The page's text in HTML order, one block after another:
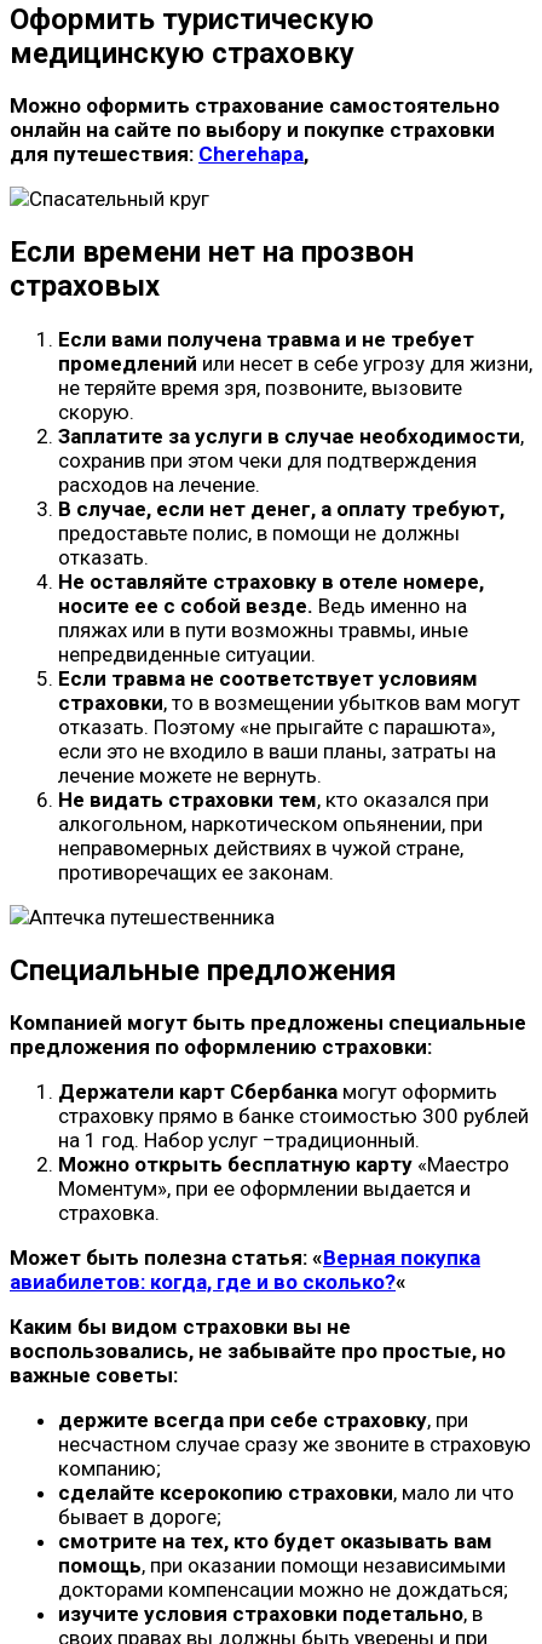
Оформить туристическую
медицинскую страховку
Можно оформить страхование самостоятельно
онлайн на сайте по выбору и покупке страховки
для путешествия: Cherehapa,
Если времени нет на прозвон
страховых
Если вами получена травма и не требует
промедлений или несет в себе угрозу для жизни,
не теряйте время зря, позвоните, вызовите
скорую.
Заплатите за услуги в случае необходимости,
сохранив при этом чеки для подтверждения
расходов на лечение.
В случае, если нет денег, а оплату требуют,
предоставьте полис, в помощи не должны
отказать.
Не оставляйте страховку в отеле номере,
носите ее с собой везде. Ведь именно на
пляжах или в пути возможны травмы, иные
непредвиденные ситуации.
Если травма не соответствует условиям
страховки, то в возмещении убытков вам могут
отказать. Поэтому «не прыгайте с парашюта»,
если это не входило в ваши планы, затраты на
лечение можете не вернуть.
Не видать страховки тем, кто оказался при
алкогольном, наркотическом опьянении, при
неправомерных действиях в чужой стране,
противоречащих ее законам.
Специальные предложения
Компанией могут быть предложены специальные
предложения по оформлению страховки:
Держатели карт Сбербанка могут оформить
страховку прямо в банке стоимостью 300 рублей
на 1 год. Набор услуг –традиционный.
Можно открыть бесплатную карту «Маестро
Моментум», при ее оформлении выдается и
страховка.
Может быть полезна статья: «Верная покупка
авиабилетов: когда, где и во сколько?«
Каким бы видом страховки вы не
воспользовались, не забывайте про простые, но
важные советы:
держите всегда при себе страховку, при
несчастном случае сразу же звоните в страховую
компанию;
сделайте ксерокопию страховки, мало ли что
бывает в дороге;
смотрите на тех, кто будет оказывать вам
помощь, при оказании помощи независимыми
докторами компенсации можно не дождаться;
изучите условия страховки подетально, в
своих правах вы должны быть уверены и при